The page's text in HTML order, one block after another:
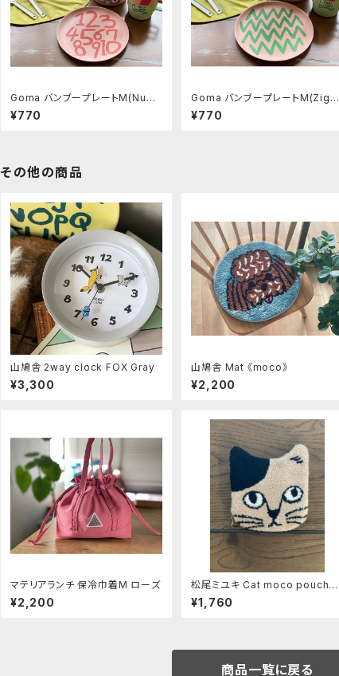
Goma バンブープレートM(Numb
er)
¥770
Goma バンブープレートM(Zigza
g)
¥770
その他の商品
山鳩舎 2way clock FOX Gray
¥3,300
山鳩舎 Mat 《moco》
¥2,200
マテリアランチ 保冷巾着M ローズ
¥2,200
松尾ミユキ Cat moco pouch《P
umpkin》
¥1,760
商品一覧に戻る